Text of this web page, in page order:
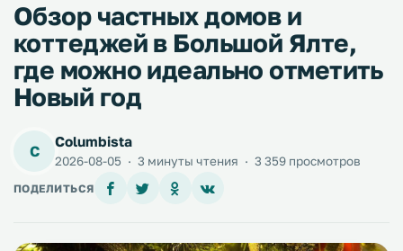
Обзор частных домов и
коттеджей в Большой Ялте,
где можно идеально отметить
Новый год
C
Columbista
2026-08-05 · 3 минуты чтения · 3 359 просмотров
ПОДЕЛИТЬСЯ